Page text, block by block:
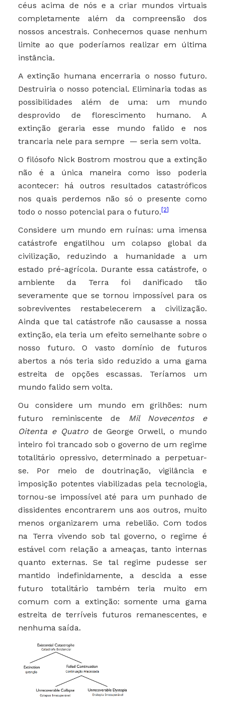
céus acima de nós e a criar mundos virtuais
completamente além da compreensão dos
nossos ancestrais. Conhecemos quase nenhum
limite ao que poderíamos realizar em última
instância.
A extinção humana encerraria o nosso futuro.
Destruiria o nosso potencial. Eliminaria todas as
possibilidades além de uma: um mundo
desprovido de florescimento humano. A
extinção geraria esse mundo falido e nos
trancaria nele para sempre — seria sem volta.
O filósofo Nick Bostrom mostrou que a extinção
não é a única maneira como isso poderia
acontecer: há outros resultados catastróficos
nos quais perdemos não só o presente como
todo o nosso potencial para o futuro. [2]
Considere um mundo em ruínas: uma imensa
catástrofe engatilhou um colapso global da
civilização, reduzindo a humanidade a um
estado pré-agrícola. Durante essa catástrofe, o
ambiente da Terra foi danificado tão
severamente que se tornou impossível para os
sobreviventes restabelecerem a civilização.
Ainda que tal catástrofe não causasse a nossa
extinção, ela teria um efeito semelhante sobre o
nosso futuro. O vasto domínio de futuros
abertos a nós teria sido reduzido a uma gama
estreita de opções escassas. Teríamos um
mundo falido sem volta.
Ou considere um mundo em grilhões: num
futuro reminiscente de Mil Novecentos e
Oitenta e Quatrode George Orwell, o mundo
inteiro foi trancado sob o governo de um regime
totalitário opressivo, determinado a perpetuar-
se. Por meio de doutrinação, vigilância e
imposição potentes viabilizadas pela tecnologia,
tornou-se impossível até para um punhado de
dissidentes encontrarem uns aos outros, muito
menos organizarem uma rebelião. Com todos
na Terra vivendo sob tal governo, o regime é
estável com relação a ameaças, tanto internas
quanto externas. Se tal regime pudesse ser
mantido indefinidamente, a descida a esse
futuro totalitário também teria muito em
comum com a extinção: somente uma gama
estreita de terríveis futuros remanescentes, e
nenhuma saída.